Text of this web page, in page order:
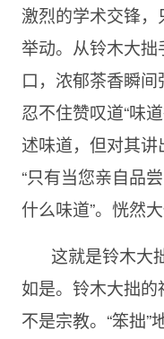
激烈的学术交锋
举动。从铃木大
口，浓郁茶香瞬间
忍不住赞叹道“味
述味道，但对其
“只有当您亲自品
什么味道”。恍然
这就是铃木大
如是。铃木大拙
不是宗教。“笨拙”